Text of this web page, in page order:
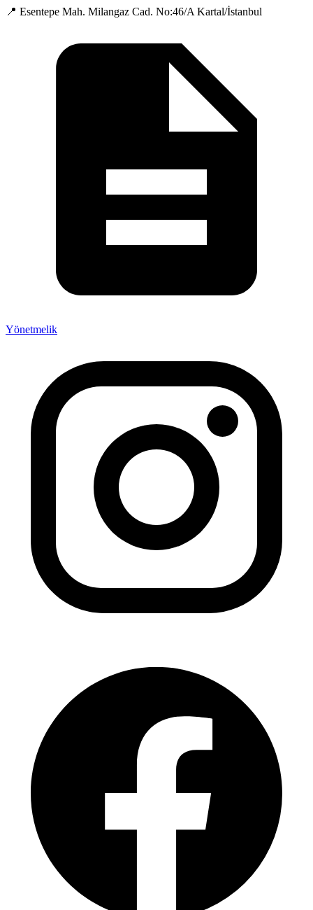
📍 Esentepe Mah. Milangaz Cad. No:46/A Kartal/İstanbul
Yönetmelik